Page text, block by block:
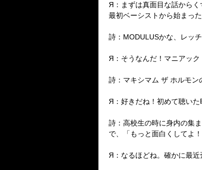
Я：まずは真面目な話からく
最初ベーシストから始まっ
詩：MODULUSかな、レッ
Я：そうなんだ！マニアック
詩：マキシマム ザ ホルモ
Я：好きだね！初めて聴い
詩：高校生の時に身内の集
で、「もっと面白くしてよ
Я：なるほどね。確かに最近